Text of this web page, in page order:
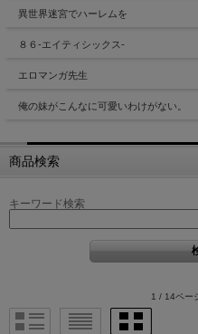
異世界迷宮でハーレムを
８６-エイティシックス-
エロマンガ先生
俺の妹がこんなに可愛いわけがない。
商品検索
キーワード検索
1 / 14ペー